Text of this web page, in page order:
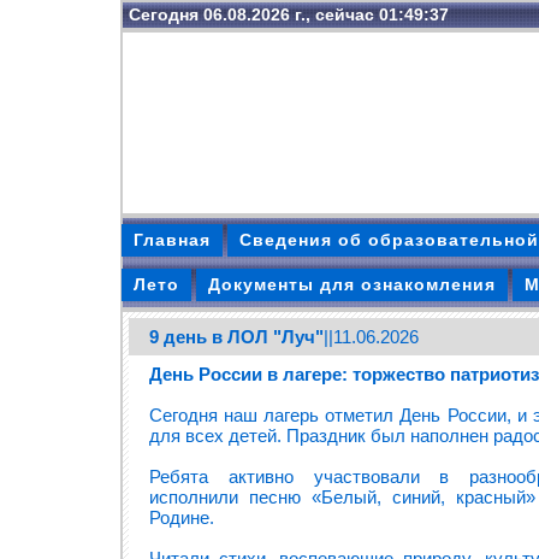
Сегодня 06.08.2026 г., сейчас 01:49:38
Главная Сведения об
Лето Документы для ознакомления
9 день в ЛОЛ "Луч"||11.06.2026
День России в лагере: торжество
Сегодня наш лагерь отметил День России, и
для всех детей. Праздник был наполнен
Ребята активно участвовали в
исполнили песню «Белый, синий,
Родине.